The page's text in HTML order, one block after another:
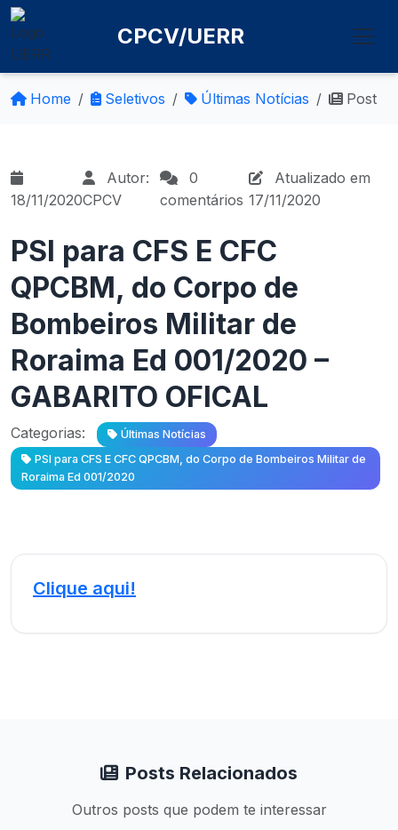
CPCV/UERR
Home Seletivos Últimas Notícias Post
18/11/2020
Autor:
CPCV
0
comentários
Atualizado em
17/11/2020
PSI para CFS E CFC
QPCBM, do Corpo de
Bombeiros Militar de
Roraima Ed 001/2020 –
GABARITO OFICAL
Categorias:
Últimas Notícias
PSI para CFS E CFC QPCBM, do Corpo de Bombeiros Militar de
Roraima Ed 001/2020
Clique aqui!
Posts Relacionados
Outros posts que podem te interessar